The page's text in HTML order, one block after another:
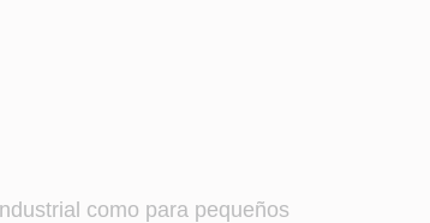
como para pequeños